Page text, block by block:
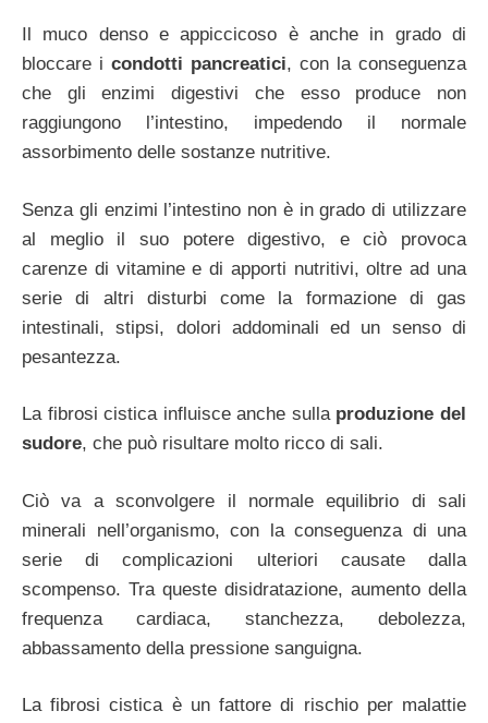
Il muco denso e appiccicoso è anche in grado di
bloccare i condotti pancreatici, con la conseguenza
che gli enzimi digestivi che esso produce non
raggiungono l’intestino, impedendo il normale
assorbimento delle sostanze nutritive.
Senza gli enzimi l’intestino non è in grado di utilizzare
al meglio il suo potere digestivo, e ciò provoca
carenze di vitamine e di apporti nutritivi, oltre ad una
serie di altri disturbi come la formazione di gas
intestinali, stipsi, dolori addominali ed un senso di
pesantezza.
La fibrosi cistica influisce anche sulla produzione del
sudore, che può risultare molto ricco di sali.
Ciò va a sconvolgere il normale equilibrio di sali
minerali nell’organismo, con la conseguenza di una
serie di complicazioni ulteriori causate dalla
scompenso. Tra queste disidratazione, aumento della
frequenza cardiaca, stanchezza, debolezza,
abbassamento della pressione sanguigna.
La fibrosi cistica è un fattore di rischio per malattie